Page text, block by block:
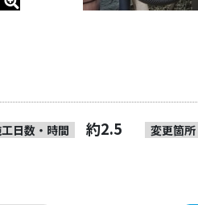
日数・時間 約2.5 変更箇所